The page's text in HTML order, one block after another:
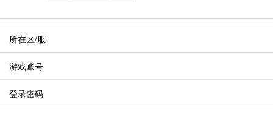
所在区/服
游戏账号
登录密码